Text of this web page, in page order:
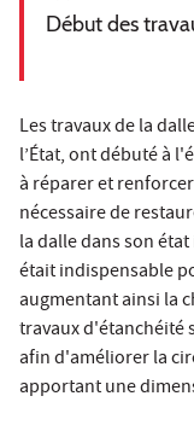
Début des
Les travaux de la
l’État, ont débuté à
à réparer et
nécessaire de
la dalle dans son
était indispensable
augmentant ainsi la
travaux d'étanchéité
afin d'améliorer la
apportant une